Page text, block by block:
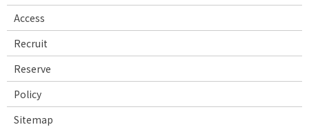
Access
Recruit
Reserve
Policy
Sitemap